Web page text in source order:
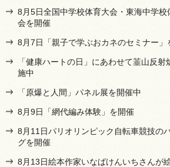
8月5日全国中学校体育大会・東海中学校
会を開催
8月7日「親子で学ぶおカネのセミナー」
「健康ハートの日」にあわせて韮山反
施中
「原爆と人間」パネル展を開催中
8月9日「網代編み体験」を開催
8月11日パリオリンピック自転車競技の
グを開催
8月13日絵本作家いなばけんいちさんが